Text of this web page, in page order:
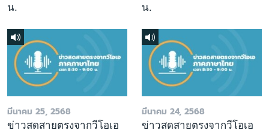
น.
น.
มีนาคม 25, 2568
ข่าวสดสายตรงจากวีโอเอ
มีนาคม 24, 2568
ข่าวสดสายตรงจากวีโอเอ